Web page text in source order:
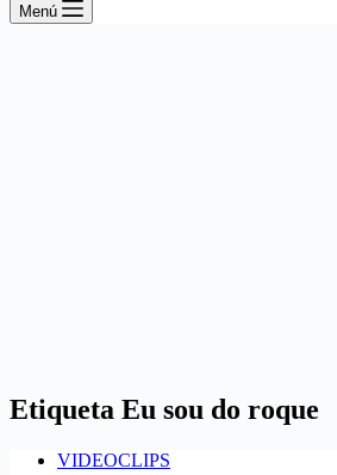
Menú
Etiqueta Eu sou do roque
VIDEOCLIPS